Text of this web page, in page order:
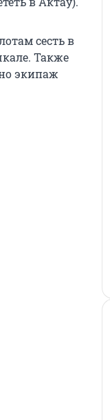
сесть в
Также
экипаж